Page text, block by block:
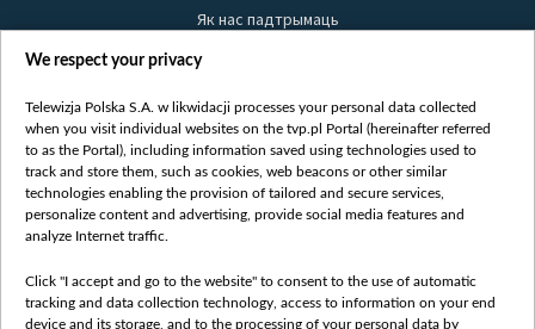
Як нас падтрымаць
Правілы выкарыстання матэрыялаў
Бяспека
Youtube
Белсат news
Белсат Shorts
Жэстачайшы мульт
Belsat English
We respect your privacy
Telewizja Polska S.A. w likwidacji processes your personal data collected
when you visit individual websites on the tvp.pl Portal (hereinafter referred
to as the Portal), including information saved using technologies used to
track and store them, such as cookies, web beacons or other similar
technologies enabling the provision of tailored and secure services,
personalize content and advertising, provide social media features and
analyze Internet traffic.
Click "I accept and go to the website" to consent to the use of automatic
tracking and data collection technology, access to information on your end
device and its storage, and to the processing of your personal data by